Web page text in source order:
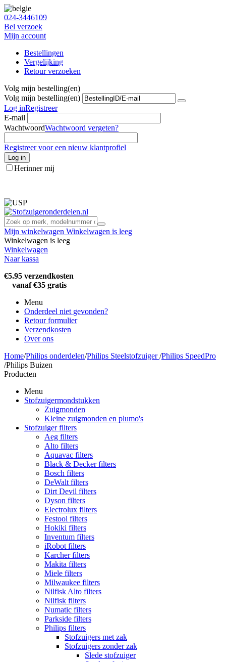
024-3446109
Bel verzoek
Mijn account
Bestellingen
Vergelijking
Retour verzoeken
Volg mijn bestelling(en)
Volg mijn bestelling(en)
Log inRegistreer
E-mail
WachtwoordWachtwoord vergeten?
Registreer voor een nieuw klantprofiel
Log in
Herinner mij
Mijn winkelwagen Winkelwagen is leeg
Winkelwagen is leeg
Winkelwagen
Naar kassa
€5.95 verzendkosten
vanaf €35 gratis
Menu
Onderdeel niet gevonden?
Retour formulier
Verzendkosten
Over ons
Home/Philips onderdelen/Philips Steelstofzuiger/Philips SpeedPro
/Philips Buizen
Producten
Menu
Stofzuigermondstukken
Zuigmonden
Kleine zuigmonden en plumo's
Stofzuiger filters
Aeg filters
Alto filters​
Aquavac filters
Black & Decker filters
Bosch filters
DeWalt filters
Dirt Devil filters
Dyson filters
Electrolux filters
Festool filters
Hokiki filters
Inventum filters
iRobot filters
Karcher filters
Makita filters
Miele filters
Milwaukee filters
Nilfisk Alto filters
Nilfisk filters
Numatic filters
Parkside filters
Philips filters
Stofzuigers met zak
Stofzuigers zonder zak
Slede stofzuiger